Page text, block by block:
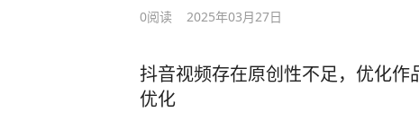
0阅读 2025年03月27日
抖音视频存在原创性不足，优化作
优化